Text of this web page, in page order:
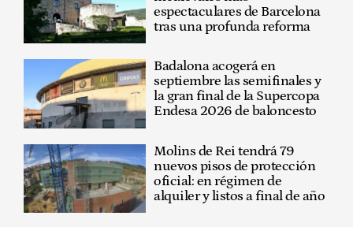
espectaculares de Barcelona
tras una profunda reforma
Badalona acogerá en
septiembre las semifinales y
la gran final de la Supercopa
Endesa 2026 de baloncesto
Molins de Rei tendrá 79
nuevos pisos de protección
oficial: en régimen de
alquiler y listos a final de año